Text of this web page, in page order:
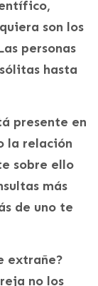
son los
personas
hasta
presente en
la relación
sobre ello
más
de uno te
extrañe?
no los